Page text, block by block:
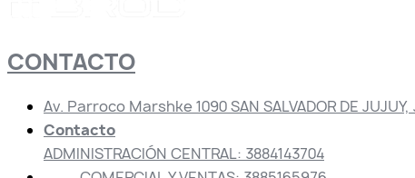
CONTACTO
Av. Parroco Marshke 1090 SAN SALVADOR DE
Contacto
ADMINISTRACIÓN CENTRAL: 3884143704